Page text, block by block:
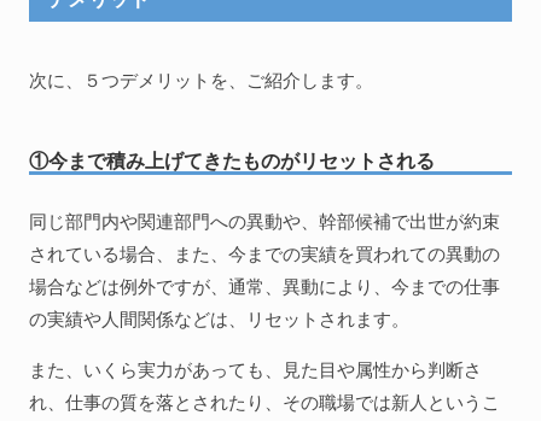
次に、５つデメリットを、ご紹介します。
①今まで積み上げてきたものがリセットされる
同じ部門内や関連部門への異動や、幹部候補で出世が約束
されている場合、また、今までの実績を買われての異動の
場合などは例外ですが、通常、異動により、今までの仕事
の実績や人間関係などは、リセットされます。
また、いくら実力があっても、見た目や属性から判断さ
れ、仕事の質を落とされたり、その職場では新人というこ